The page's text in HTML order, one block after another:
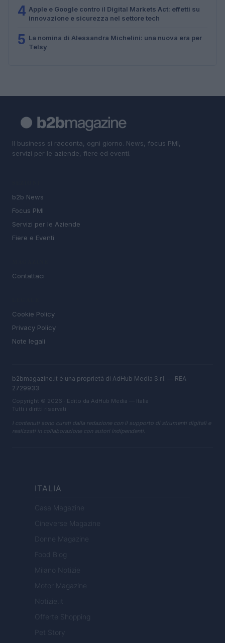
4 Apple e Google contro il Digital Markets Act: effetti su
innovazione e sicurezza nel settore tech
5 La nomina di Alessandra Michelini: una nuova era per
Telsy
Il business si racconta, ogni giorno. News, focus PMI,
servizi per le aziende, fiere ed eventi.
b2b News
Focus PMI
Servizi per le Aziende
Fiere e Eventi
Contattaci
Cookie Policy
Privacy Policy
Note legali
b2bmagazine.it è una proprietà di AdHub Media S.r.l. — REA
2729933
Copyright © 2026 · Edito da AdHub Media — Italia
Tutti i diritti riservati
I contenuti sono curati dalla redazione con il supporto di strumenti digitali e
realizzati in collaborazione con autori indipendenti.
ITALIA
Casa Magazine
Cineverse Magazine
Donne Magazine
Food Blog
Milano Notizie
Motor Magazine
Notizie.it
Offerte Shopping
Pet Story